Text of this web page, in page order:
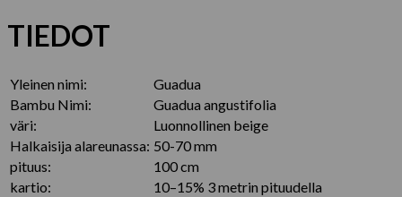
TIEDOT
Yleinen nimi:
Guadua
Bambu Nimi:
Guadua angustifolia
väri:
Luonnollinen beige
Halkaisija alareunassa: 50-70 mm
pituus:
100 cm
kartio:
10–15% 3 metrin pituudella